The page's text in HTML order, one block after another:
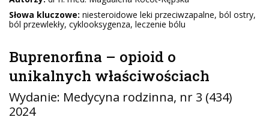
Słowa kluczowe: niesteroidowe leki przeciwzapalne, ból ostry,
ból przewlekły, cyklooksygenza, leczenie bólu
Buprenorfina – opioid o
unikalnych właściwościach
Wydanie: Medycyna rodzinna, nr 3 (434)
2024